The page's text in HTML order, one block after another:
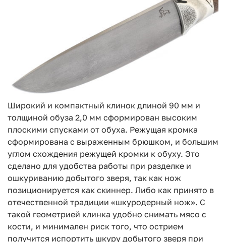
Широкий и компактный клинок длиной 90 мм и
толщиной обуза 2,0 мм сформирован высоким
плоскими спусками от обуха. Режущая кромка
сформирована с выраженным брюшком, и большим
углом схождения режущей кромки к обуху. Это
сделано для удобства работы при разделке и
ошкуриванию добытого зверя, так как нож
позиционируется как скиннер. Либо как принято в
отечественной традиции «шкуродерный нож». С
такой геометрией клинка удобно снимать мясо с
кости, и минимален риск того, что острием
получится испортить шкуру добытого зверя при